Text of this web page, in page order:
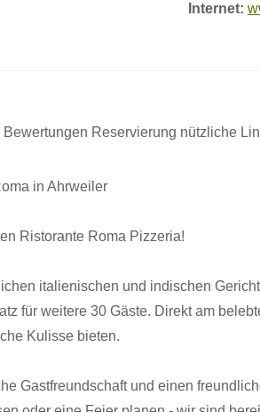
Internet:
Bewertungen Reservierung nützliche
in Ahrweiler
Ristorante Roma Pizzeria!
italienischen und indischen
für weitere 30 Gäste. Direkt am
Kulisse bieten.
Gastfreundschaft und einen